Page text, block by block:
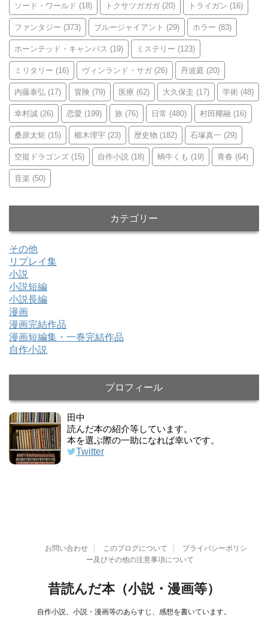
ソード・ワールド (18) トクサツガガガ (20) トライガン (16)
ファンタジー (373) ブルージャイアント (29) ホラー (83)
ホーンテッド・キャンパス (19) ミステリー (123)
ミリタリー (16) ヴィンランド・サガ (26) 丹波庭 (20)
内藤泰弘 (17) 冒険 (79) 医療 (62) 大久保圭 (17) 学術 (48)
幸村誠 (26) 恋愛 (199) 旅 (76) 日常 (480) 村田椰融 (16)
桑原太矩 (15) 櫛木理宇 (23) 歴史物 (182) 石塚真一 (29)
空挺ドラゴンズ (15) 自作小説 (18) 蝸牛くも (19) 青春 (64)
音楽 (50)
カテゴリー
その他
リプレイ集
小説
小説短編
小説長編
漫画
漫画完結作品
漫画短編集・一巻完結作品
自作小説
プロフィール
田中
読んだ本の紹介等しています。
本を選ぶ際の一助になれば幸いです。
Twitter
お問い合わせ このブログについて
プライバシーポリシ
ー及びその他の注意事項について
昔読んだ本（小説・漫画等）
自作小説、小説・漫画等のあらすじ、感想を書いています。